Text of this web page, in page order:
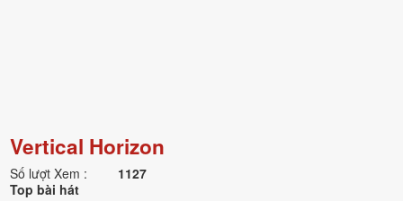
Vertical Horizon
Số lượt Xem :
1127
Top bài hát